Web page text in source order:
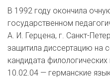
В 1992 году окончила
государственном
А. И. Герцена, г. Санкт-
защитила диссертацию на
кандидата
10.02.04 — германские